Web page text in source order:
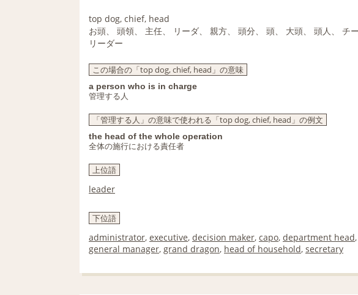
top dog, chief, head
お頭、 頭領、 主任、 リーダ、 親方、 頭分、 頭、 大頭、 頭人、 チ
リーダー
この場合の「top dog, chief, head」の意味
a person who is in charge
管理する人
「管理する人」の意味で使われる「top dog, chief, head」の例文
the head of the whole operation
全体の施行における責任者
上位語
leader
下位語
administrator, executive, decision maker, capo, department head,
general manager, grand dragon, head of household, secretary